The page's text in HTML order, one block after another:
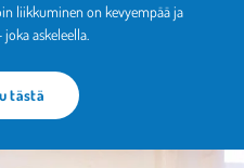
liikkuminen on kevyempää ja
askeleella.
tästä